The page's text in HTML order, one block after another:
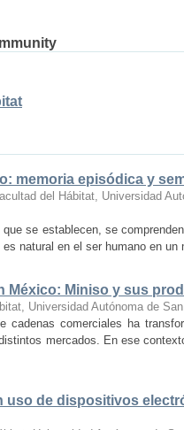
memoria episódica y
del Hábitat, Universidad
se establecen, se
natural en el ser humano en
México: Miniso y sus
Universidad Autónoma de
cadenas comerciales ha
mercados. En ese
uso de dispositivos